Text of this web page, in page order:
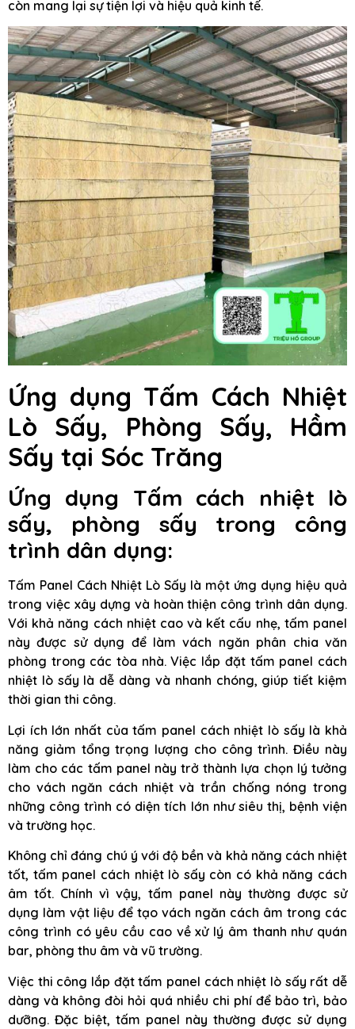
còn mang lại sự tiện lợi và hiệu quả kinh tế.
Ứng dụng Tấm Cách Nhiệt
Lò Sấy, Phòng Sấy, Hầm
Sấy tại Sóc Trăng
Ứng dụng Tấm cách nhiệt lò
sấy, phòng sấy trong công
trình dân dụng:
Tấm Panel Cách Nhiệt Lò Sấy là một ứng dụng hiệu quả
trong việc xây dựng và hoàn thiện công trình dân dụng.
Với khả năng cách nhiệt cao và kết cấu nhẹ, tấm panel
này được sử dụng để làm vách ngăn phân chia văn
phòng trong các tòa nhà. Việc lắp đặt tấm panel cách
nhiệt lò sấy là dễ dàng và nhanh chóng, giúp tiết kiệm
thời gian thi công.
Lợi ích lớn nhất của tấm panel cách nhiệt lò sấy là khả
năng giảm tổng trọng lượng cho công trình. Điều này
làm cho các tấm panel này trở thành lựa chọn lý tưởng
cho vách ngăn cách nhiệt và trần chống nóng trong
những công trình có diện tích lớn như siêu thị, bệnh viện
và trường học.
Không chỉ đáng chú ý với độ bền và khả năng cách nhiệt
tốt, tấm panel cách nhiệt lò sấy còn có khả năng cách
âm tốt. Chính vì vậy, tấm panel này thường được sử
dụng làm vật liệu để tạo vách ngăn cách âm trong các
công trình có yêu cầu cao về xử lý âm thanh như quán
bar, phòng thu âm và vũ trường.
Việc thi công lắp đặt tấm panel cách nhiệt lò sấy rất dễ
dàng và không đòi hỏi quá nhiều chi phí để bảo trì, bảo
dưỡng. Đặc biệt, tấm panel này thường được sử dụng